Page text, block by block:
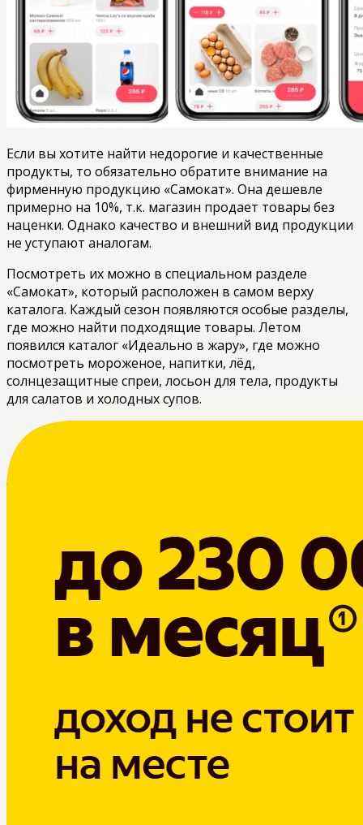
Если вы хотите найти недорогие и качественные
продукты, то обязательно обратите внимание на
фирменную продукцию «Самокат». Она дешевле
примерно на 10%, т.к. магазин продает товары без
наценки. Однако качество и внешний вид продукции
не уступают аналогам.
Посмотреть их можно в специальном разделе
«Самокат», который расположен в самом верху
каталога. Каждый сезон появляются особые разделы,
где можно найти подходящие товары. Летом
появился каталог «Идеально в жару», где можно
посмотреть мороженое, напитки, лёд,
солнцезащитные спреи, лосьон для тела, продукты
для салатов и холодных супов.